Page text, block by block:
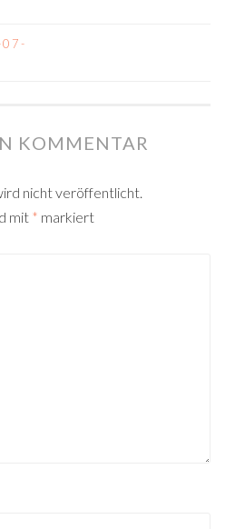
KOMMENTAR
nicht veröffentlicht.
mit * markiert